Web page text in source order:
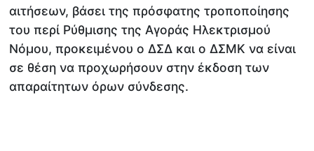
αιτήσεων, βάσει της πρόσφατης τροποποίησης
του περί Ρύθμισης της Αγοράς Ηλεκτρισμού
Νόμου, προκειμένου ο ΔΣΔ και ο ΔΣΜΚ να είναι
σε θέση να προχωρήσουν στην έκδοση των
απαραίτητων όρων σύνδεσης.